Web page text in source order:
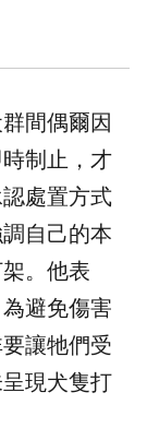
間偶爾因
制止，才
處置方式
自己的本
。他表
避免傷害
讓牠們受
現犬隻打